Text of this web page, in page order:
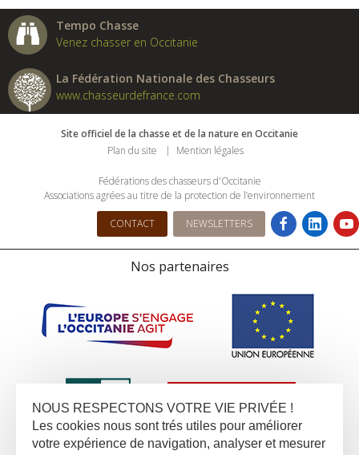
Tempo Chasse
Venez chasser en Occitanie
La Fédération Nationale des Chasseurs
www.chasseurdefrance.com
Site officiel de la chasse et de la nature en Occitanie
Plan du site
Mention légales
Fédérations des chasseurs d'Occitanie
Associations agrées au titre de la protection de l’environnement
CONTACT NEWSLETTERS
Nos partenaires
NOUS RESPECTONS VOTRE VIE PRIVÉE !
Les cookies nous sont trés utiles pour améliorer
votre expérience de navigation, analyser et mesurer